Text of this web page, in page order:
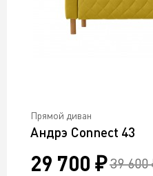
Прямой диван
Андрэ Connect 43
29 700 ₽ 39 600